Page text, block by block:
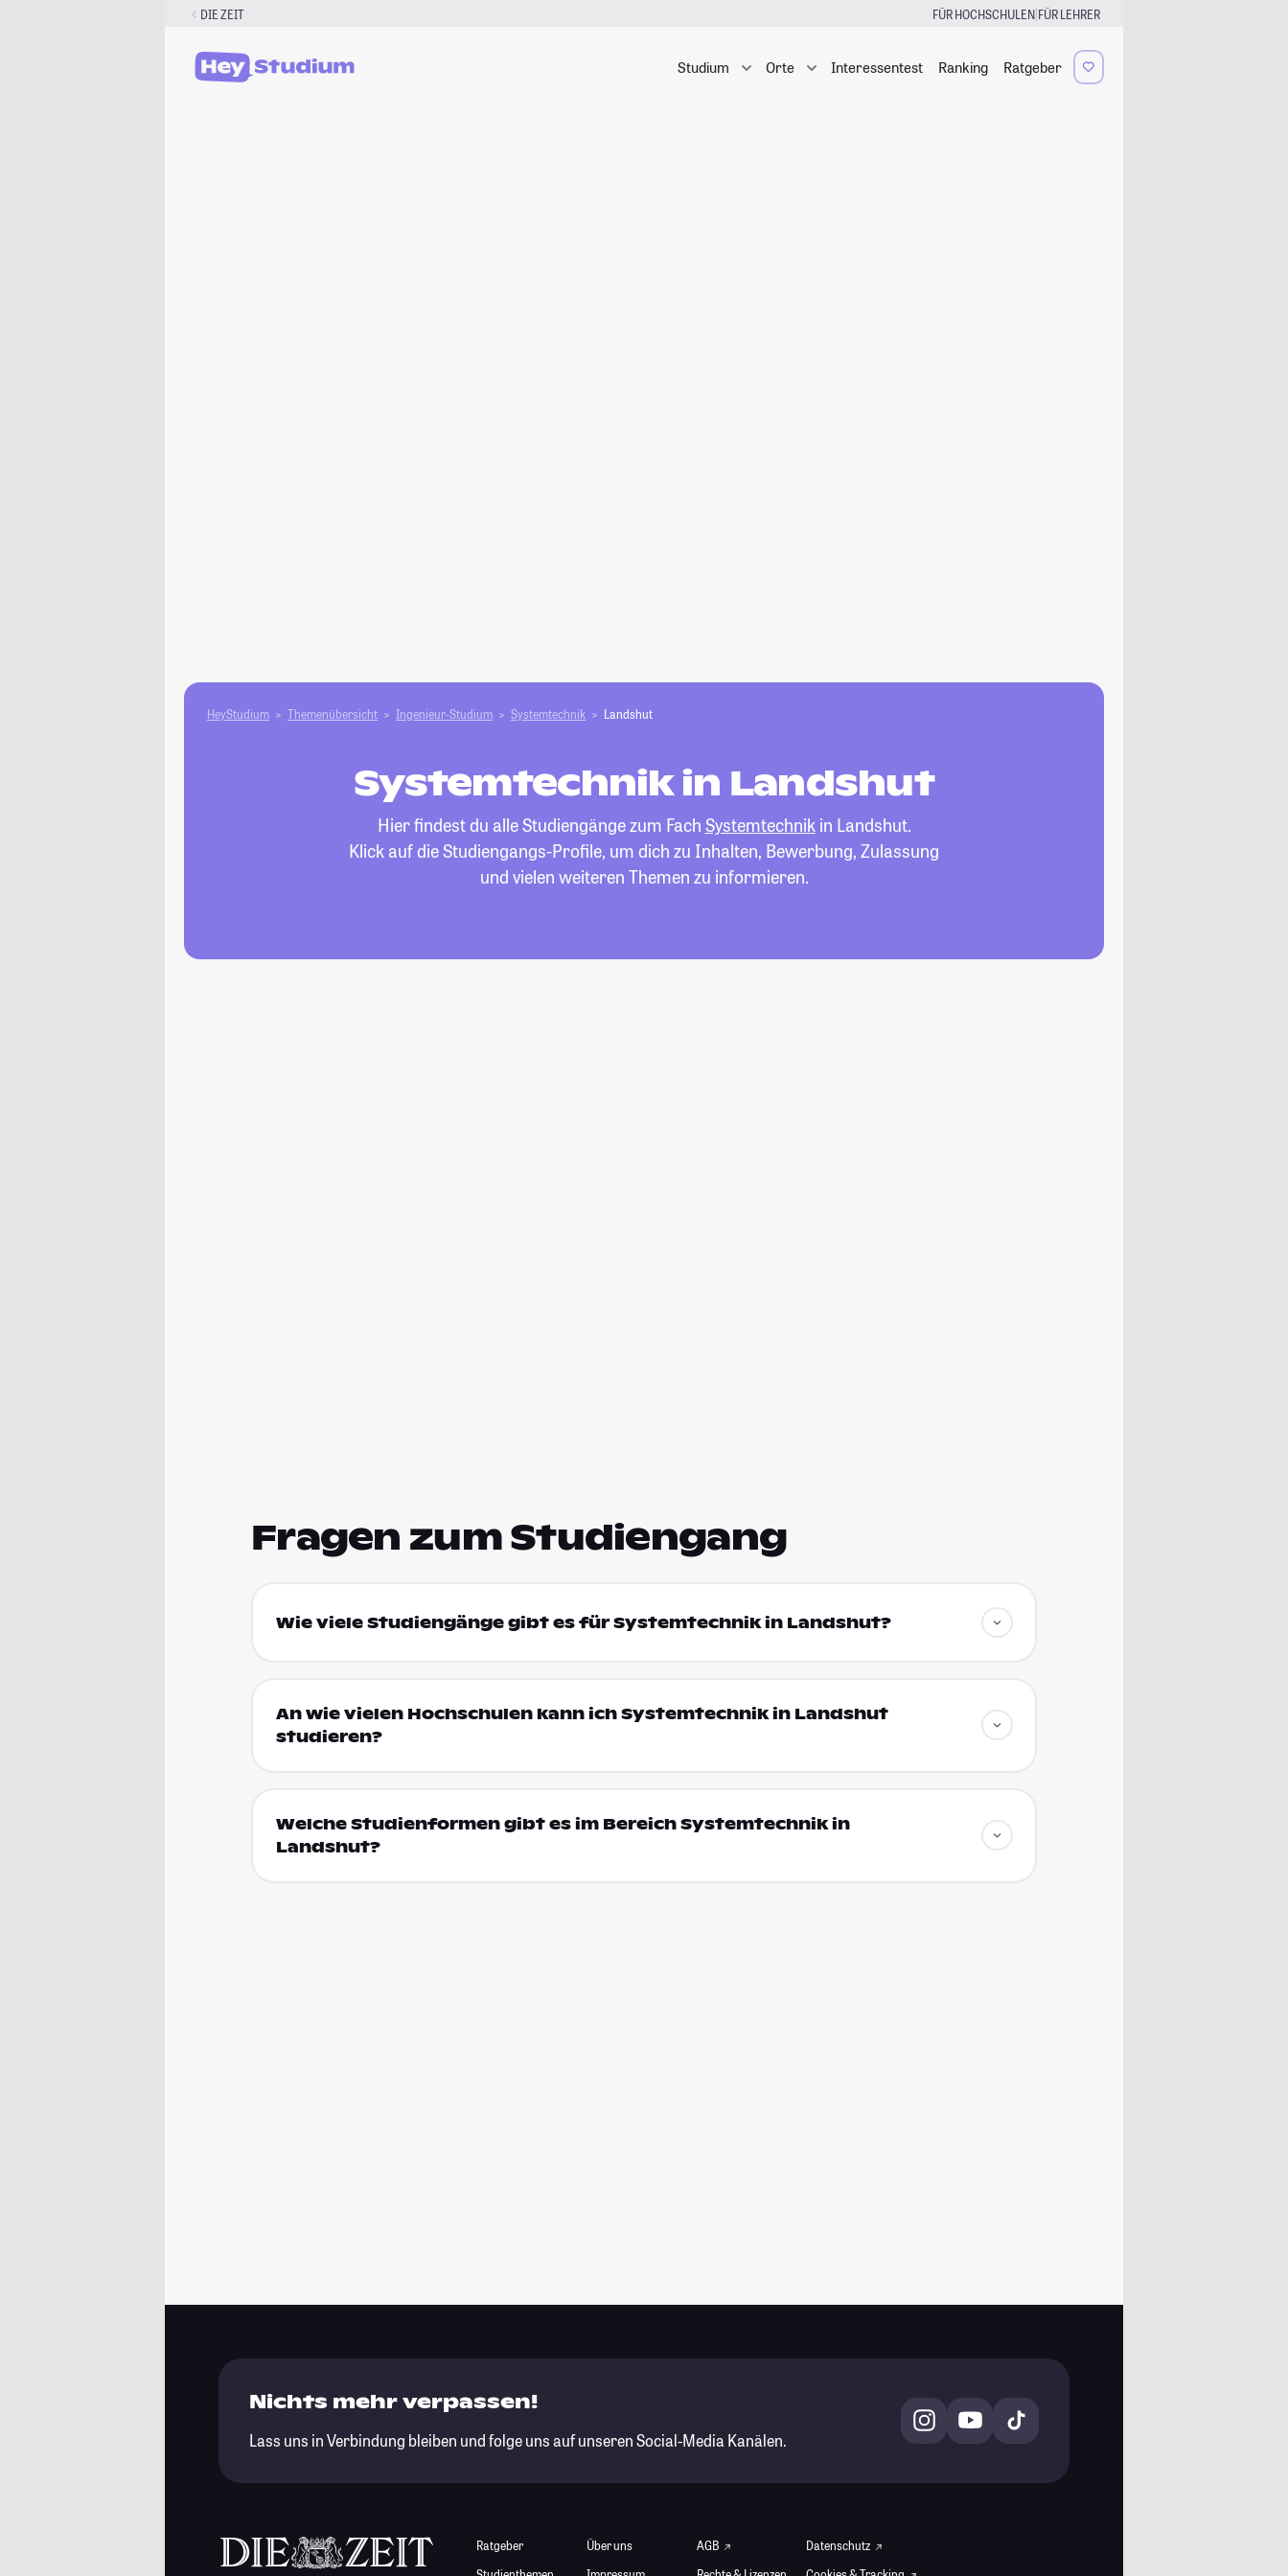
DIE ZEIT FÜR HOCHSCHULEN|FÜR LEHRER
Studium Orte Interessentest Ranking Ratgeber
HeyStudium Themenübersicht Ingenieur-Studium Systemtechnik Landshut
Systemtechnik in Landshut
Hier findest du alle Studiengänge zum Fach Systemtechnikin Landshut.
Klick auf die Studiengangs-Profile, um dich zu Inhalten, Bewerbung, Zulassung
und vielen weiteren Themen zu informieren.
Fragen zum Studiengang
Wie viele Studiengänge gibt es für Systemtechnik in Landshut?
An wie vielen Hochschulen kann ich Systemtechnik in Landshut
studieren?
Welche Studienformen gibt es im Bereich Systemtechnik in
Landshut?
Nichts mehr verpassen!
Lass uns in Verbindung bleiben und folge uns auf unseren Social-Media Kanälen.
Ratgeber
Über uns
AGB
Datenschutz